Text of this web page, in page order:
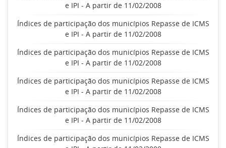
e IPI - A partir de 11/02/2008
Índices de participação dos municípios Repasse de ICMS
e IPI - A partir de 11/02/2008
Índices de participação dos municípios Repasse de ICMS
e IPI - A partir de 11/02/2008
Índices de participação dos municípios Repasse de ICMS
e IPI - A partir de 11/02/2008
Índices de participação dos municípios Repasse de ICMS
e IPI - A partir de 11/02/2008
Índices de participação dos municípios Repasse de ICMS